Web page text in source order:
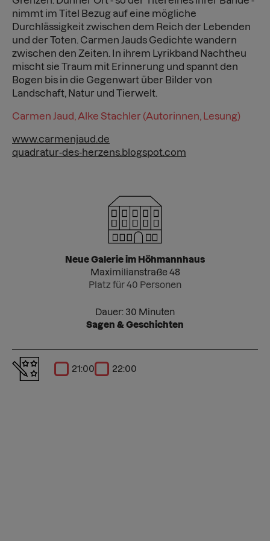
nimmt im Titel Bezug auf eine mögliche
Durchlässigkeit zwischen dem Reich der Lebenden
und der Toten. Carmen Jauds Gedichte wandern
zwischen den Zeiten. In ihrem Lyrikband Nachtheu
mischt sie Traum mit Erinnerung und spannt den
Bogen bis in die Gegenwart über Bilder von
Landschaft, Natur und Tierwelt.
Carmen Jaud, Alke Stachler (Autorinnen, Lesung)
www.carmenjaud.de
quadratur-des-herzens.blogspot.com
Neue Galerie im Höhmannhaus
Maximilianstraße 48
Platz für 40 Personen
Dauer: 30 Minuten
Sagen & Geschichten
21:00 22:00